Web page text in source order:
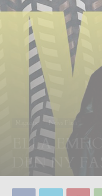
Magazine News Flash
ELLA
DEN NY